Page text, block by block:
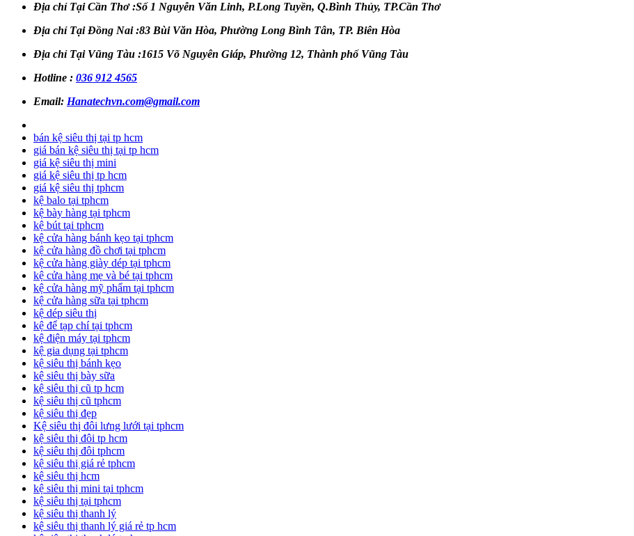
Địa chỉ Tại Cần Thơ :Số 1 Nguyễn Văn Linh, P.Long Tuyền, Q.Bình Thủy, TP.Cần Thơ
Địa chỉ Tại Đồng Nai :83 Bùi Văn Hòa, Phường Long Bình Tân, TP. Biên Hòa
Địa chỉ Tại Vũng Tàu :1615 Võ Nguyên Giáp, Phường 12, Thành phố Vũng Tàu
Hotline : 036 912 4565
Email: Hanatechvn.com@gmail.com
bán kệ siêu thị tại tp hcm
giá bán kệ siêu thị tại tp hcm
giá kệ siêu thị mini
giá kệ siêu thị tp hcm
giá kệ siêu thị tphcm
kệ balo tại tphcm
kệ bày hàng tại tphcm
kệ bút tại tphcm
kệ cửa hàng bánh kẹo tại tphcm
kệ cửa hàng đồ chơi tại tphcm
kệ cửa hàng giày dép tại tphcm
kệ cửa hàng mẹ và bé tại tphcm
kệ cửa hàng mỹ phẩm tại tphcm
kệ cửa hàng sữa tại tphcm
kệ dép siêu thị
kệ để tạp chí tại tphcm
kệ điện máy tại tphcm
kệ gia dụng tại tphcm
kệ siêu thị bánh kẹo
kệ siêu thị bày sữa
kệ siêu thị cũ tp hcm
kệ siêu thị cũ tphcm
kệ siêu thị đẹp
Kệ siêu thị đôi lưng lưới tại tphcm
kệ siêu thị đôi tp hcm
kệ siêu thị đôi tphcm
kệ siêu thị giá rẻ tphcm
kệ siêu thị hcm
kệ siêu thị mini tại tphcm
kệ siêu thị tại tphcm
kệ siêu thị thanh lý
kệ siêu thị thanh lý giá rẻ tp hcm